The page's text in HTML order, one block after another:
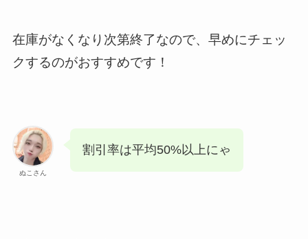
在庫がなくなり次第終了なので、早めにチェッ
クするのがおすすめです！
ぬこさん
割引率は平均50%以上にゃ